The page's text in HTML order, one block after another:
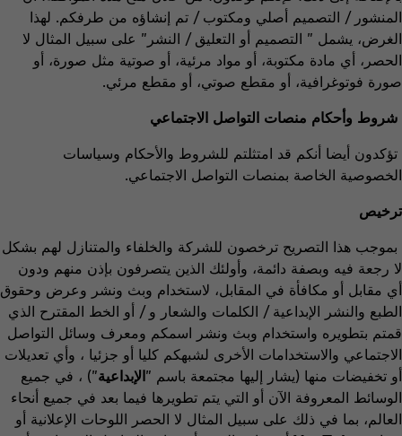
المنشور / التصميم أصلي ومكتوب / تم إنشاؤه من طرفكم. لهذا
الغرض، يشمل " التصميم أو التعليق / النشر" على سبيل المثال لا
الحصر، أي مادة مكتوبة، أو مواد مرئية، أو صوتية مثل صورة، أو
صورة فوتوغرافية، أو مقطع صوتي، أو مقطع مرئي.
شروط وأحكام منصات التواصل الاجتماعي
تؤكدون أيضا أنكم قد امتثلتم للشروط والأحكام وسياسات
الخصوصية الخاصة بمنصات التواصل الاجتماعي.
ترخيص
بموجب هذا التصريح ترخصون للشركة والخلفاء والمتنازل لهم بشكل
لا رجعة فيه وبصفة دائمة، وأولئك الذين يتصرفون بإذن منهم ودون
أي مقابل أو مكافأة في المقابل، لاستخدام وبث ونشر وعرض وحقوق
الطبع والنشر الإبداعية / الكلمات والشعار و / أو الخط المقترح الذي
قمتم بتطويره واستخدام وبث ونشر اسمكم ومعرف وسائل التواصل
الاجتماعي والاستخدامات الأخرى لشبهكم كليا أو جزئيا ، وأي تعديلات
أو تخفيضات منها (يشار إليها مجتمعة باسم "الإبداعية") ، في جميع
الوسائط المعروفة الآن أو التي يتم تطويرها فيما بعد في جميع أنحاء
العالم، بما في ذلك على سبيل المثال لا الحصر اللوحات الإعلانية أو